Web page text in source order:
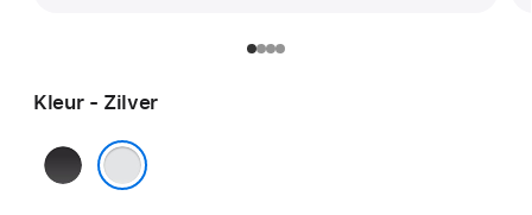
Kleur - Zilver
Spacezwart